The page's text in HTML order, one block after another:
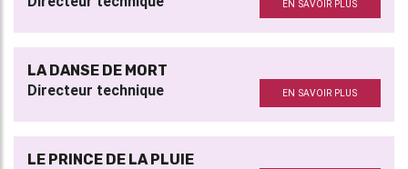
EN SAVOIR PLUS
LA DANSE DE MORT
Directeur technique EN SAVOIR PLUS
LE PRINCE DE LA PLUIE